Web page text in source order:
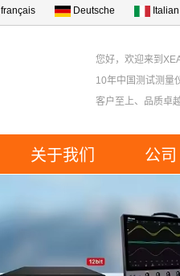
français Deutsche Italian
您好，欢迎来到
10年中国测试测量
客户至上、品质卓
关于我们 公司